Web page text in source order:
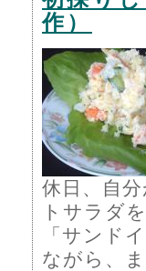
作）
休日、自
トサラダ
「サンド
ながら、